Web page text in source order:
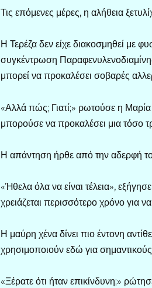
Τις επόμενες μέρες, η αλήθεια
Η Τερέζα δεν είχε διακοσμηθεί με
συγκέντρωση
μπορεί να προκαλέσει σοβαρές
«Αλλά πώς; Γιατί;» ρωτούσε η Μαρία
μπορούσε να προκαλέσει μια τόσο
Η απάντηση ήρθε από την αδερφή
«Ήθελα όλα να είναι τέλεια»,
χρειάζεται περισσότερο χρόνο για
Η μαύρη χένα δίνει πιο έντονη
χρησιμοποιούν εδώ για
«Ξέρατε ότι ήταν επικίνδυνη;»